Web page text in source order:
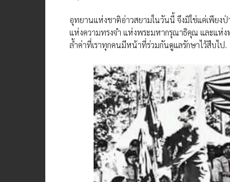
อุทยานแห่งชาติอ่าวสยามในวันนี้ จึงมิใช่แค่เพียง
แห่งความทรงจำ แห่งพระมหากรุณาธิคุณ และแห่
ล้ำค่าที่เราทุกคนมีหน้าที่ร่วมกันดูแลรักษาไว้สืบไป.